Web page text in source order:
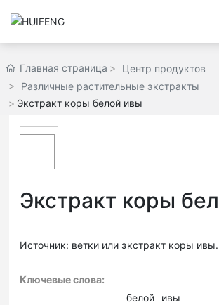
Главная страница
Центр продуктов
Различные растительные экстракты
Экстракт коры белой ивы
Экстракт коры
Источник: ветки или экстракт коры ивы.
Ключевые слова:
белой
ивы